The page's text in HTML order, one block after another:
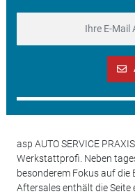
asp AUTO SERVICE
Werkstattprofi. Neben
besonderem Fokus auf
Aftersales enthält die Seite